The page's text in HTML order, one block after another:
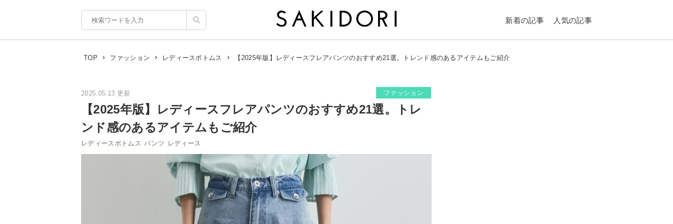
新着の記事 人気の記事
TOP ファッション レディースボトムス 【2025年版】レディースフレアパンツのおすすめ21選。トレンド感のあるアイテムもご紹介
2025.05.13 更新 ファッション
【2025年版】レディースフレアパンツのおすすめ21選。トレ
ンド感のあるアイテムもご紹介
レディースボトムス パンツ レディース